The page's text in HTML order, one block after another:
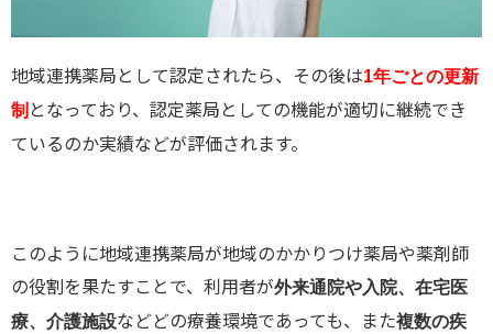
地域連携薬局として認定されたら、その後は1年ごとの更新
制 となっており、認定薬局としての機能が適切に継続でき
ているのか実績などが評価されます。
このように地域連携薬局が地域のかかりつけ薬局や薬剤師
の役割を果たすことで、利用者が外来通院や入院、在宅医
療、介護施設などどの療養環境であっても、また複数の疾